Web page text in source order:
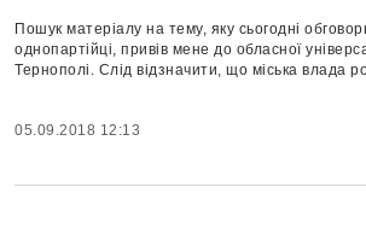
Пошук матеріалу на тему, яку сьогодні
однопартійці, привів мене до обласної
Тернополі. Слід відзначити, що міська влада
05.09.2018 12:13